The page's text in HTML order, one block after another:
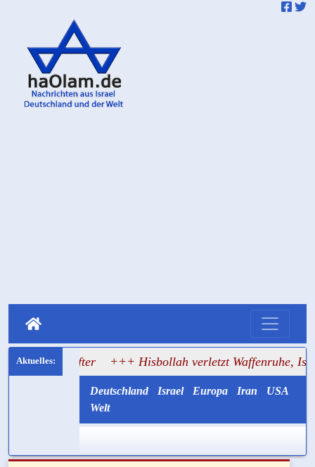
+++ Hisbollah verletzt Waffenruhe, Israel greift im
Deutschland Israel Europa Iran
USA
Welt